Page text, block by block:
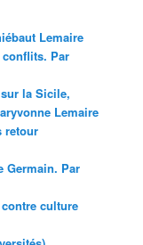
Lemaire
conflits. Par
la Sicile,
Lemaire
retour
Germain. Par
culture